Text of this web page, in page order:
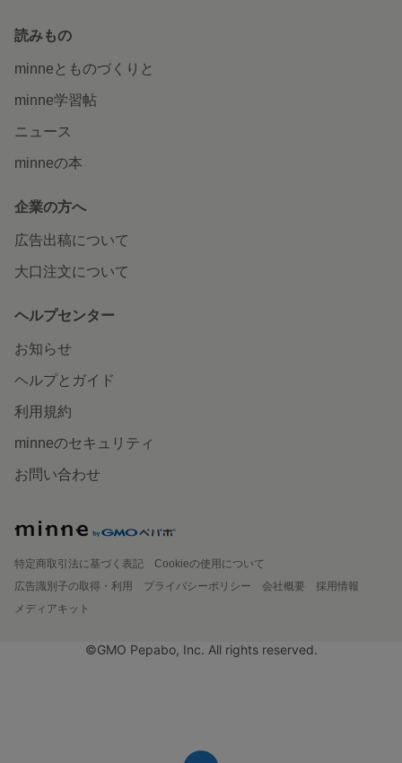
読みもの
minneとものづくりと
minne学習帖
ニュース
minneの本
企業の方へ
広告出稿について
大口注文について
ヘルプセンター
お知らせ
ヘルプとガイド
利用規約
minneのセキュリティ
お問い合わせ
特定商取引法に基づく表記
Cookieの使用について
広告識別子の取得・利用
プライバシーポリシー 会社概要
採用情報
メディアキット
©GMO Pepabo, Inc. All rights reserved.